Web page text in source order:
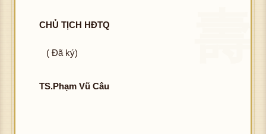
CHỦ TỊCH HĐTQ
( Đã ký)
TS.Phạm Vũ Câu